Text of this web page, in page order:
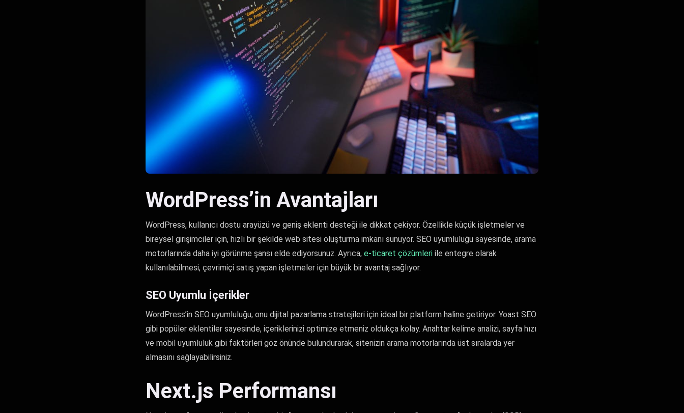
WordPress’in Avantajları
WordPress, kullanıcı dostu arayüzü ve geniş eklenti desteği ile dikkat çekiyor. Özellikle küçük işletmeler ve
bireysel girişimciler için, hızlı bir şekilde web sitesi oluşturma imkanı sunuyor. SEO uyumluluğu sayesinde, arama
motorlarında daha iyi görünme şansı elde ediyorsunuz. Ayrıca, e-ticaret çözümleri ile entegre olarak
kullanılabilmesi, çevrimiçi satış yapan işletmeler için büyük bir avantaj sağlıyor.
SEO Uyumlu İçerikler
WordPress’in SEO uyumluluğu, onu dijital pazarlama stratejileri için ideal bir platform haline getiriyor. Yoast SEO
gibi popüler eklentiler sayesinde, içeriklerinizi optimize etmeniz oldukça kolay. Anahtar kelime analizi, sayfa hızı
ve mobil uyumluluk gibi faktörleri göz önünde bulundurarak, sitenizin arama motorlarında üst sıralarda yer
almasını sağlayabilirsiniz.
Next.js Performansı